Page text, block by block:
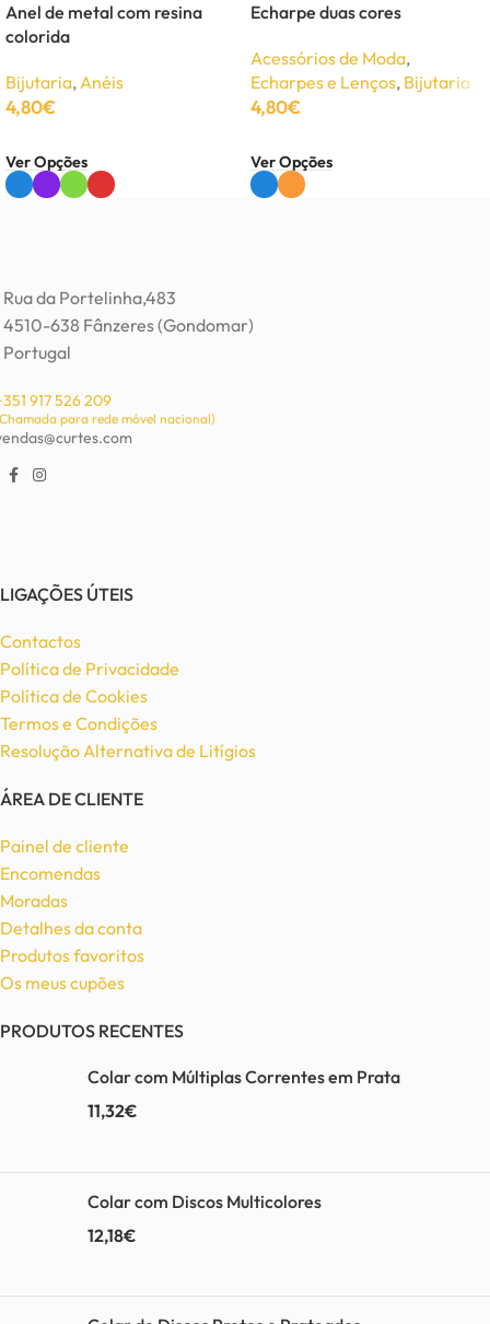
Anel de metal com resina
colorida
Bijutaria,Anéis
4,80€
Ver Opções
Echarpe duas cores
Acessórios de Moda,
Echarpes e Lenços, Bijutaria
4,80€
Ver Opções
Rua da Portelinha,483
4510-638 Fânzeres (Gondomar)
Portugal
917 526 209
para rede móvel nacional)
LIGAÇÕES ÚTEIS
Contactos
Política de Privacidade
Política de Cookies
Termos e Condições
Resolução Alternativa de Litígios
ÁREA DE CLIENTE
Painel de cliente
Encomendas
Moradas
Detalhes da conta
Produtos favoritos
Os meus cupões
PRODUTOS RECENTES
Colar com Múltiplas Correntes em Prata
11,32€
Colar com Discos Multicolores
12,18€